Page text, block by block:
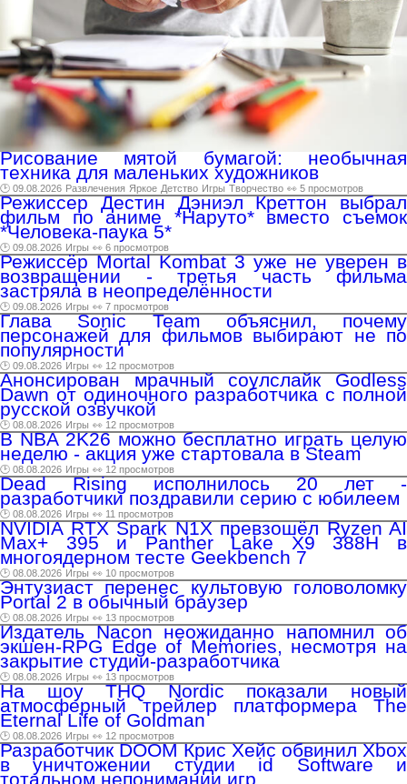
Рисование мятой бумагой: необычная
техника для маленьких художников
🕑 09.08.2026 Развлечения Яркое Детство Игры Творчество 👀 5 просмотров
Режиссер Дестин Дэниэл Креттон выбрал
фильм по аниме *Наруто* вместо съемок
*Человека-паука 5*
🕑 09.08.2026 Игры 👀 6 просмотров
Режиссёр Mortal Kombat 3 уже не уверен в
возвращении - третья часть фильма
застряла в неопределённости
🕑 09.08.2026 Игры 👀 7 просмотров
Глава Sonic Team объяснил, почему
персонажей для фильмов выбирают не по
популярности
🕑 09.08.2026 Игры 👀 12 просмотров
Анонсирован мрачный соулслайк Godless
Dawn от одиночного разработчика с полной
русской озвучкой
🕑 08.08.2026 Игры 👀 12 просмотров
В NBA 2K26 можно бесплатно играть целую
неделю - акция уже стартовала в Steam
🕑 08.08.2026 Игры 👀 12 просмотров
Dead Rising исполнилось 20 лет -
разработчики поздравили серию с юбилеем
🕑 08.08.2026 Игры 👀 11 просмотров
NVIDIA RTX Spark N1X превзошёл Ryzen AI
Max+ 395 и Panther Lake X9 388H в
многоядерном тесте Geekbench 7
🕑 08.08.2026 Игры 👀 10 просмотров
Энтузиаст перенес культовую головоломку
Portal 2 в обычный браузер
🕑 08.08.2026 Игры 👀 13 просмотров
Издатель Nacon неожиданно напомнил об
экшен-RPG Edge of Memories, несмотря на
закрытие студии-разработчика
🕑 08.08.2026 Игры 👀 13 просмотров
На шоу THQ Nordic показали новый
атмосферный трейлер платформера The
Eternal Life of Goldman
🕑 08.08.2026 Игры 👀 12 просмотров
Разработчик DOOM Крис Хейс обвинил Xbox
в уничтожении студии id Software и
тотальном непонимании игр